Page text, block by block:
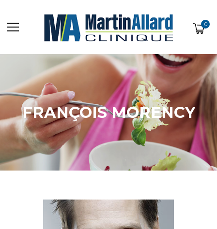
0
FRANÇOIS MORENCY